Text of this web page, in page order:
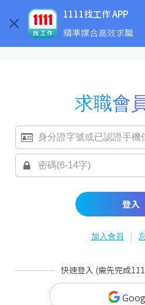
1111找工作 APP
精準媒合高效求職
求職會
登入
加入會員 |
快速登入 (需先完成